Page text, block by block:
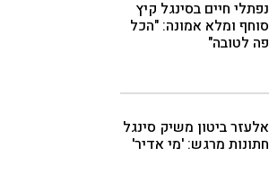
נפתלי חיים בסינגל קיץ
סוחף ומלא אמונה: "הכל
פה לטובה"
אלעזר ביטון משיק סינגל
חתונות מרגש: 'מי אדיר'